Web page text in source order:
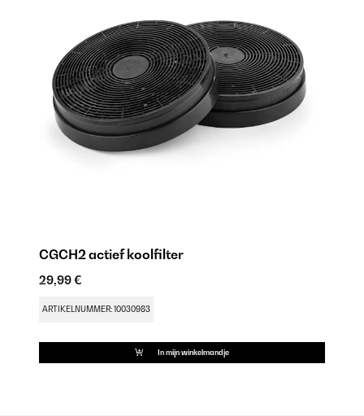
CGCH2 actief koolfilter
29,99 €
ARTIKELNUMMER: 10030983
In mijn winkelmandje